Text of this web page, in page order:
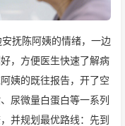
抚陈阿姨的情绪，一边
，方便医生快速了解病
姨的既往报告，开了空
尿微量白蛋白等一系列
并规划最优路线：先到